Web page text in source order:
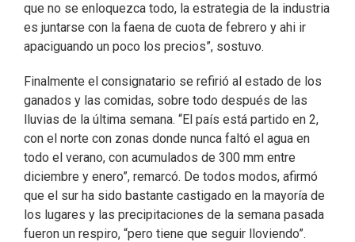
que no se enloquezca todo, la estrategia de la industria
es juntarse con la faena de cuota de febrero y ahi ir
apaciguando un poco los precios”, sostuvo.
Finalmente el consignatario se refirió al estado de los
ganados y las comidas, sobre todo después de las
lluvias de la última semana. “El país está partido en 2,
con el norte con zonas donde nunca faltó el agua en
todo el verano, con acumulados de 300 mm entre
diciembre y enero”, remarcó. De todos modos, afirmó
que el sur ha sido bastante castigado en la mayoría de
los lugares y las precipitaciones de la semana pasada
fueron un respiro, “pero tiene que seguir lloviendo”.